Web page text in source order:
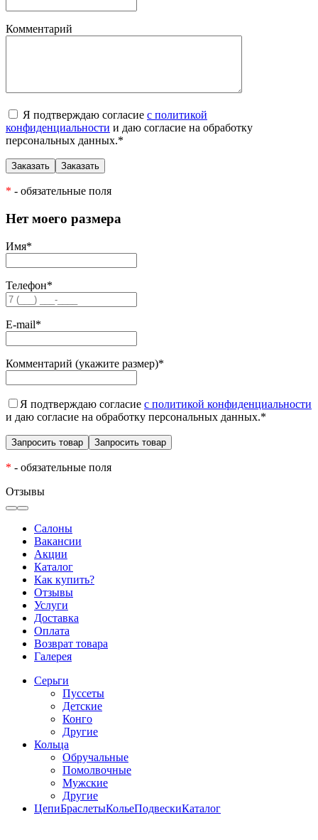
Комментарий
Я подтверждаю согласие с политикой
конфиденциальности и даю согласие на обработку
персональных данных.*
* - обязательные поля
Нет моего размера
Имя*
Телефон*
E-mail*
Комментарий (укажите размер)*
Я подтверждаю согласие с политикой конфиденциальности
и даю согласие на обработку персональных данных.*
* - обязательные поля
Отзывы
Салоны
Вакансии
Акции
Каталог
Как купить?
Отзывы
Услуги
Доставка
Оплата
Возврат товара
Галерея
Серьги
Пуссеты
Детские
Конго
Другие
Кольца
Обручальные
Помолвочные
Мужские
Другие
ЦепиБраслетыКольеПодвескиКаталог